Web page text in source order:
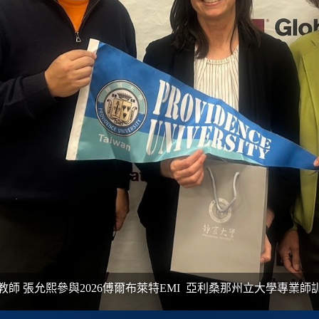
師 張允熙參與2026傅爾布萊特EMI亞利桑那州立大學專業師